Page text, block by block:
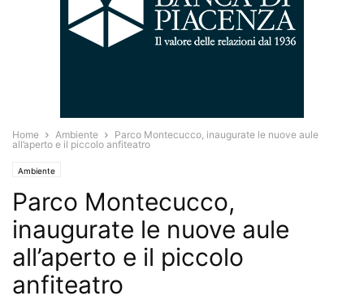
Home Ambiente
Parco Montecucco, inaugurate le nuove aule
all’aperto e il piccolo anfiteatro
Ambiente
Parco Montecucco,
inaugurate le nuove aule
all’aperto e il piccolo
anfiteatro